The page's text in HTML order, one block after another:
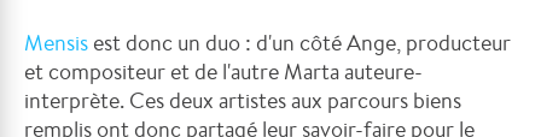
Mensis est donc un duo : d'un côté Ange, producteur
et compositeur et de l'autre Marta auteure-
interprète. Ces deux artistes aux parcours biens
remplis ont donc partagé leur savoir-faire pour le